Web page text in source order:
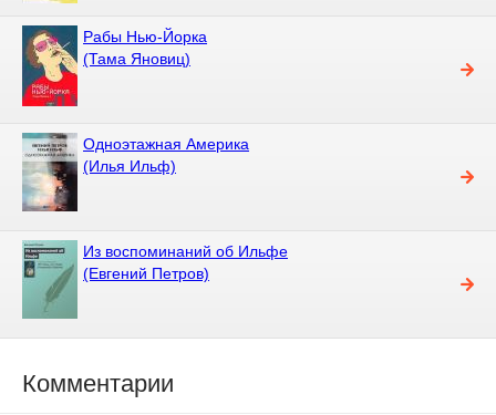
Рабы Нью-Йорка
(Тама Яновиц)
Одноэтажная Америка
(Илья Ильф)
Из воспоминаний об Ильфе
(Евгений Петров)
Комментарии